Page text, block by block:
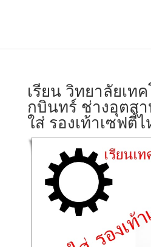
เรียน วิทยาลัยเท
กบินทร์ ช่างอุตสา
ใส่ รองเท้าเซฟตี้ไ